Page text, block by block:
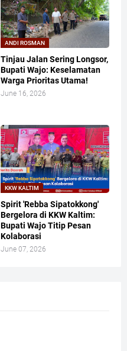
ANDI ROSMAN
Tinjau Jalan Sering Longsor,
Bupati Wajo: Keselamatan
Warga Prioritas Utama!
June 16, 2026
KKW KALTIM
​Spirit 'Rebba Sipatokkong'
Bergelora di KKW Kaltim:
Bupati Wajo Titip Pesan
Kolaborasi
June 07, 2026